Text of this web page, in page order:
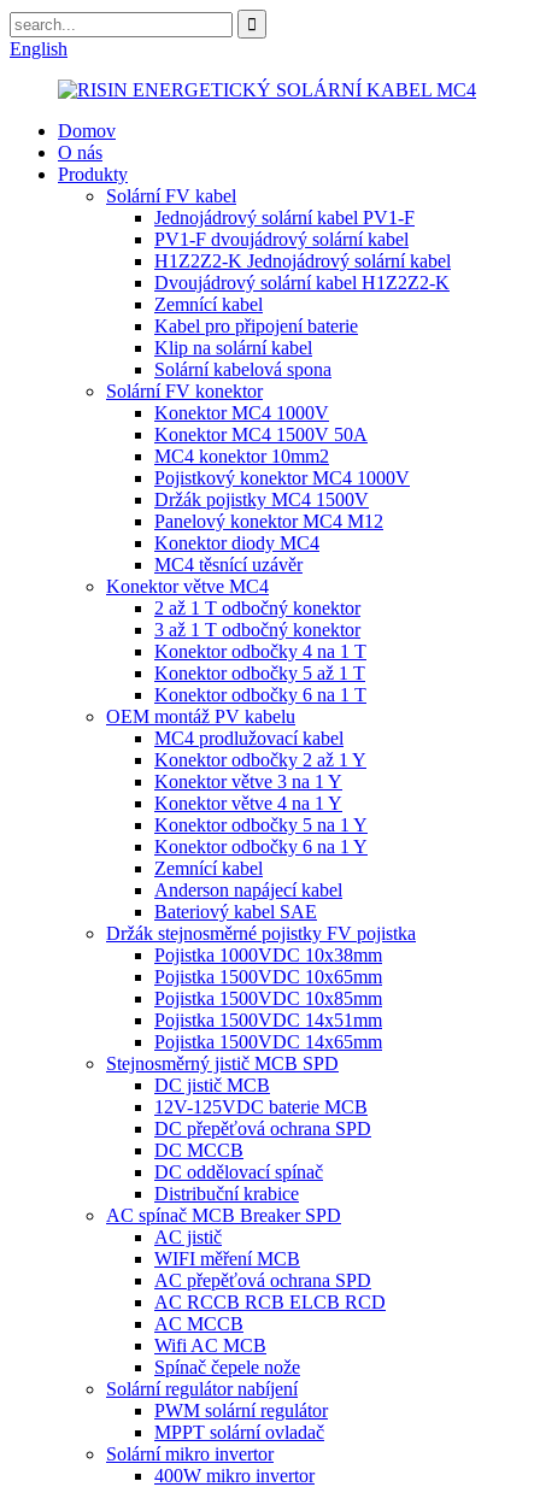
English
Domov
O nás
Produkty
Solární FV kabel
Jednojádrový solární kabel PV1-F
PV1-F dvoujádrový solární kabel
H1Z2Z2-K Jednojádrový solární kabel
Dvoujádrový solární kabel H1Z2Z2-K
Zemnící kabel
Kabel pro připojení baterie
Klip na solární kabel
Solární kabelová spona
Solární FV konektor
Konektor MC4 1000V
Konektor MC4 1500V 50A
MC4 konektor 10mm2
Pojistkový konektor MC4 1000V
Držák pojistky MC4 1500V
Panelový konektor MC4 M12
Konektor diody MC4
MC4 těsnící uzávěr
Konektor větve MC4
2 až 1 T odbočný konektor
3 až 1 T odbočný konektor
Konektor odbočky 4 na 1 T
Konektor odbočky 5 až 1 T
Konektor odbočky 6 na 1 T
OEM montáž PV kabelu
MC4 prodlužovací kabel
Konektor odbočky 2 až 1 Y
Konektor větve 3 na 1 Y
Konektor větve 4 na 1 Y
Konektor odbočky 5 na 1 Y
Konektor odbočky 6 na 1 Y
Zemnící kabel
Anderson napájecí kabel
Bateriový kabel SAE
Držák stejnosměrné pojistky FV pojistka
Pojistka 1000VDC 10x38mm
Pojistka 1500VDC 10x65mm
Pojistka 1500VDC 10x85mm
Pojistka 1500VDC 14x51mm
Pojistka 1500VDC 14x65mm
Stejnosměrný jistič MCB SPD
DC jistič MCB
12V-125VDC baterie MCB
DC přepěťová ochrana SPD
DC MCCB
DC oddělovací spínač
Distribuční krabice
AC spínač MCB Breaker SPD
AC jistič
WIFI měření MCB
AC přepěťová ochrana SPD
AC RCCB RCB ELCB RCD
AC MCCB
Wifi AC MCB
Spínač čepele nože
Solární regulátor nabíjení
PWM solární regulátor
MPPT solární ovladač
Solární mikro invertor
400W mikro invertor